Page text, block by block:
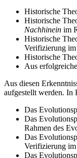
Historische
Historische
Nachhinein im
Historische
Verifizierung im
Historische
Aus
Aus diesen
aufgestellt werden. In
Das
Das
Rahmen des
Das
Verifizierung im
Das